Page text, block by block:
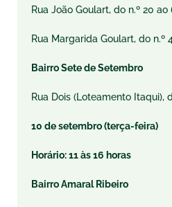
Rua João Goulart, do n.º 20 ao
Rua Margarida Goulart, do n.º
Bairro Sete de Setembro
Rua Dois (Loteamento Itaqui),
10 de setembro (terça-feira)
Horário: 11 às 16 horas
Bairro Amaral Ribeiro